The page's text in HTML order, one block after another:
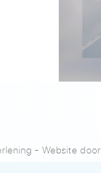
- Website door